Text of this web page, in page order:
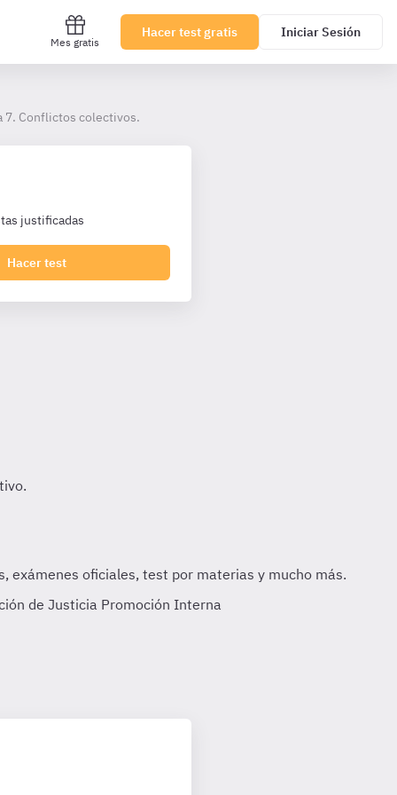
Mes gratis
Hacer test gratis Iniciar Sesión
7. Conflictos colectivos.
justificadas
Hacer test
de Justicia Promoción Interna